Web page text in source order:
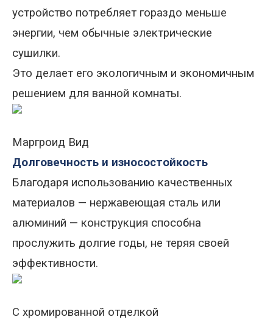
устройство потребляет гораздо меньше
энергии, чем обычные электрические
сушилки.
Это делает его экологичным и экономичным
решением для ванной комнаты.
Маргроид Вид
Долговечность и износостойкость
Благодаря использованию качественных
материалов — нержавеющая сталь или
алюминий — конструкция способна
прослужить долгие годы, не теряя своей
эффективности.
С хромированной отделкой